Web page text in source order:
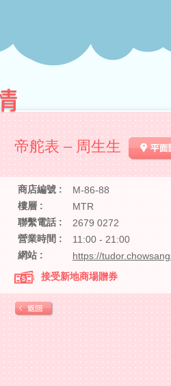
帝舵表 – 周生生
商店編號 :
M-86-88
樓層 :
MTR
聯繫電話 :
2679 0272
營業時間 :
11:00 - 21:00
網站 :
https://
接受新地商場贈券